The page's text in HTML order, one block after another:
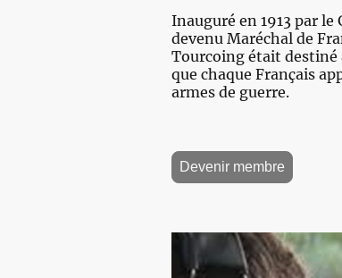
Devenir membre
Inauguré en 1913 par le
devenu Maréchal de
Tourcoing était
que chaque Français
armes de guerre.